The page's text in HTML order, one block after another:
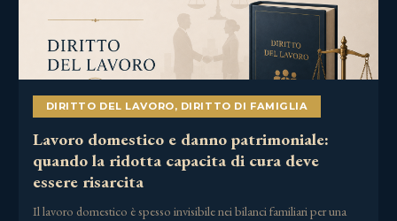
DIRITTO DEL LAVORO, DIRITTO DI FAMIGLIA
Lavoro domestico e danno patrimoniale:
quando la ridotta capacita di cura deve
essere risarcita
Il lavoro domestico è spesso invisibile nei bilanci familiari per una